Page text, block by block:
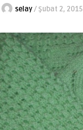
selay/ Şubat 2, 2015